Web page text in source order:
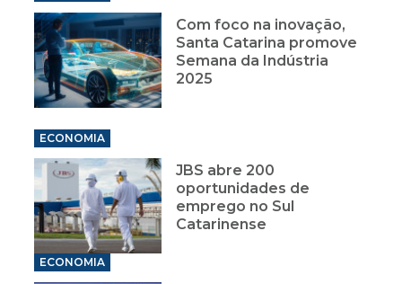
Com foco na inovação,
Santa Catarina promove
Semana da Indústria
2025
ECONOMIA
JBS abre 200
oportunidades de
emprego no Sul
Catarinense
ECONOMIA